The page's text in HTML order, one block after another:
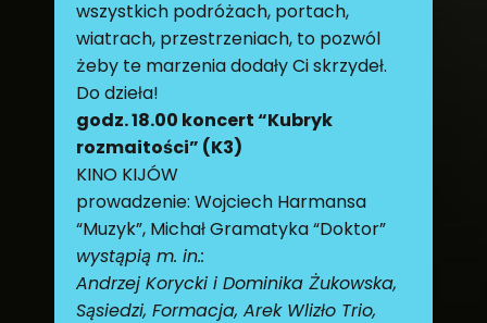
wszystkich podróżach, portach,
wiatrach, przestrzeniach, to pozwól
żeby te marzenia dodały Ci skrzydeł.
Do dzieła!
godz. 18.00 koncert “Kubryk
rozmaitości” (K3)
KINO KIJÓW
prowadzenie: Wojciech Harmansa
“Muzyk”, Michał Gramatyka “Doktor”
wystąpią m. in.:
Andrzej Korycki i Dominika Żukowska,
Sąsiedzi, Formacja, Arek Wlizło Trio,